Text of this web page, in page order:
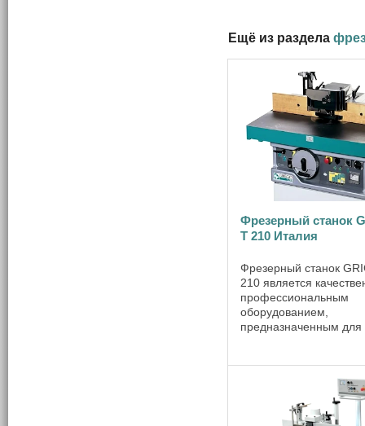
Ещё из раздела
Фрезерный станок
Т 210 Италия
Фрезерный станок
210 является
профессиональным
оборудованием,
предназначенным для
наличник, филенка,
также половая доска.
требуется ...